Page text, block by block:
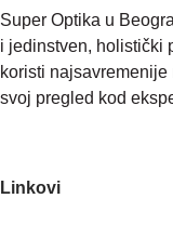
Super Optika u
i jedinstven, holistički
koristi
svoj pregled kod
Linkovi